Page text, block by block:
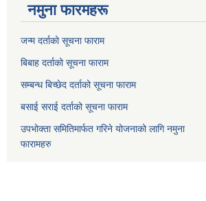
नमुना फारमहरू
जन्म दर्ताको सूचना फाराम
बिबाह दर्ताको सूचना फाराम
सम्बन्ध बिच्छेद दर्ताको सूचना फाराम
बसाई सराई दर्ताको सूचना फाराम
उपभोक्ता समितिमार्फत गरिने योजनाको लागि नमुना
फारामहरु